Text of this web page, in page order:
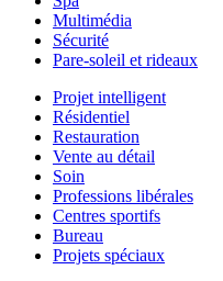
Multimédia
Sécurité
Pare-soleil et rideaux
Projet intelligent
Résidentiel
Restauration
Vente au détail
Soin
Professions libérales
Centres sportifs
Bureau
Projets spéciaux